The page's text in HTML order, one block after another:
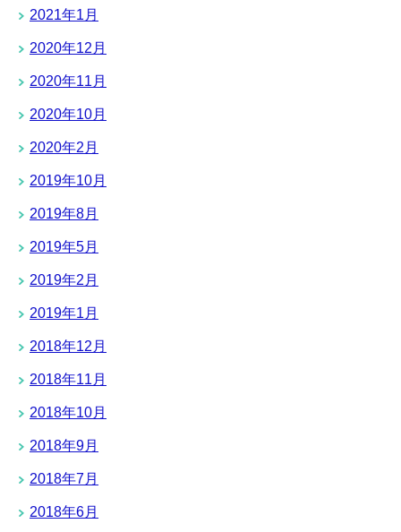
2021年1月
2020年12月
2020年11月
2020年10月
2020年2月
2019年10月
2019年8月
2019年5月
2019年2月
2019年1月
2018年12月
2018年11月
2018年10月
2018年9月
2018年7月
2018年6月